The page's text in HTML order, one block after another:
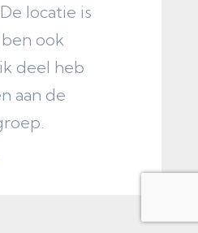
locatie is
ook
deel heb
aan de